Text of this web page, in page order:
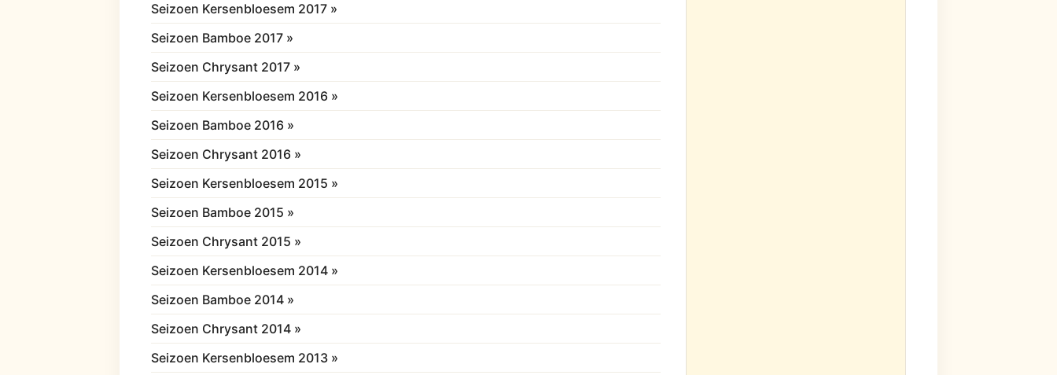
Seizoen Kersenbloesem 2017 »
Seizoen Bamboe 2017 »
Seizoen Chrysant 2017 »
Seizoen Kersenbloesem 2016 »
Seizoen Bamboe 2016 »
Seizoen Chrysant 2016 »
Seizoen Kersenbloesem 2015 »
Seizoen Bamboe 2015 »
Seizoen Chrysant 2015 »
Seizoen Kersenbloesem 2014 »
Seizoen Bamboe 2014 »
Seizoen Chrysant 2014 »
Seizoen Kersenbloesem 2013 »